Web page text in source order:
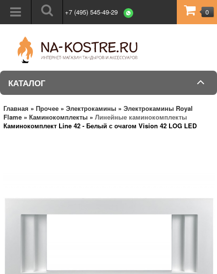
+7 (495) 545-49-29 0
КАТАЛОГ
Главная » Прочее » Электрокамины » Электрокамины Royal
Flame » Каминокомплекты » Линейные каминокомплекты
Каминокомплект Line 42 - Белый с очагом Vision 42 LOG LED